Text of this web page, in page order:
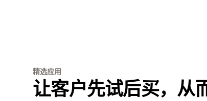
精选应用
让客户先试后买，从